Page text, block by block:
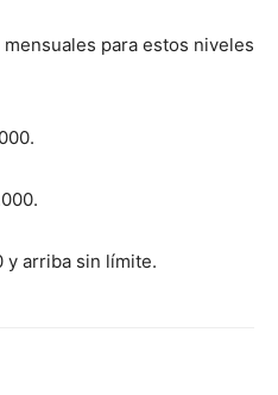
para estos niveles
y arriba sin límite.